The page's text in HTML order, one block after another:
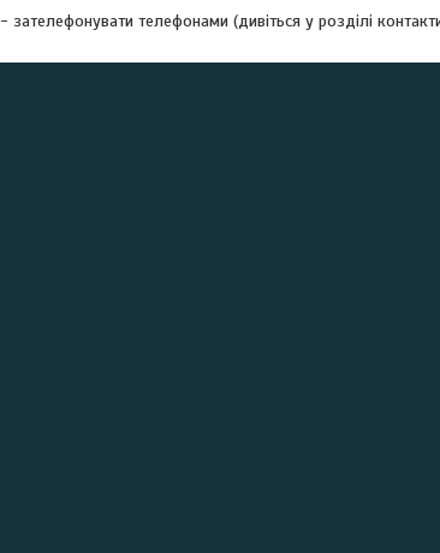
- зателефонувати телефонами (дивіться у розділі